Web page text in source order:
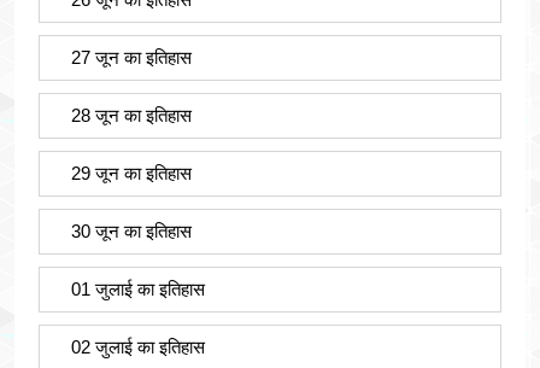
27 जून का इतिहास
28 जून का इतिहास
29 जून का इतिहास
30 जून का इतिहास
01 जुलाई का इतिहास
02 जुलाई का इतिहास